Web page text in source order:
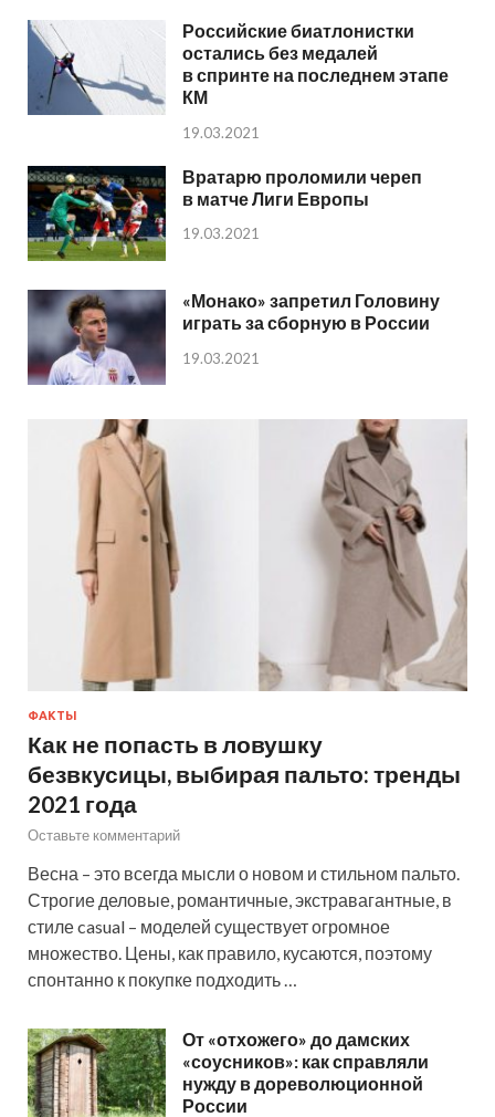
Российские биатлонистки
остались без медалей
в спринте на последнем этапе
КМ
19.03.2021
Вратарю проломили череп
в матче Лиги Европы
19.03.2021
«Монако» запретил Головину
играть за сборную в России
19.03.2021
ФАКТЫ
Как не попасть в ловушку
безвкусицы, выбирая пальто: тренды
2021 года
Оставьте комментарий
Весна – это всегда мысли о новом и стильном пальто.
Строгие деловые, романтичные, экстравагантные, в
стиле casual – моделей существует огромное
множество. Цены, как правило, кусаются, поэтому
спонтанно к покупке подходить …
От «отхожего» до дамских
«соусников»: как справляли
нужду в дореволюционной
России